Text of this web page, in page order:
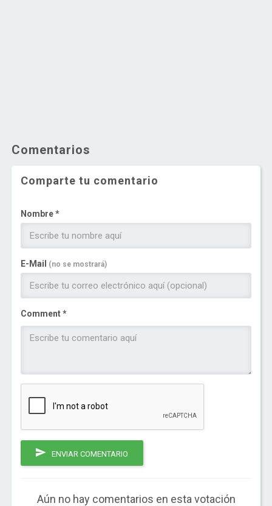
Comentarios
Comparte tu comentario
Nombre *
E-Mail (no se mostrará)
Comment *
ENVIAR COMENTARIO
Aún no hay comentarios en esta votación